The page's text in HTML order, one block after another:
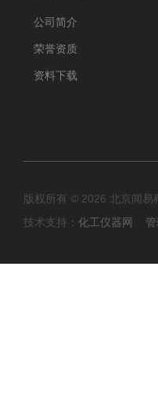
公司简介
荣誉资质
资料下载
版权所有 © 2026 北京闻
技术支持： 化工仪器网